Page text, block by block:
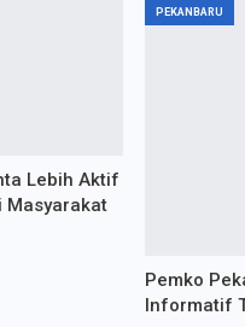
Lebih Aktif
Masyarakat
PEKANBARU
Pemko
Informatif